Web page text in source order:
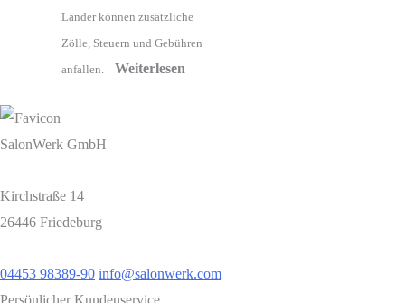
Länder können zusätzliche
Zölle, Steuern und Gebühren
anfallen. Weiterlesen
SalonWerk GmbH
Kirchstraße 14
26446 Friedeburg
04453 98389-90 info@salonwerk.com
Persönlicher Kundenservice